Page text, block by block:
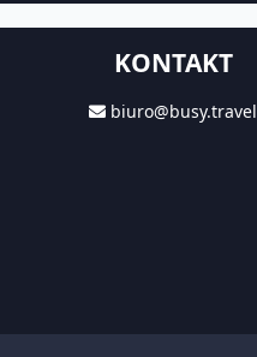
KONTAKT
biuro@busy.travel